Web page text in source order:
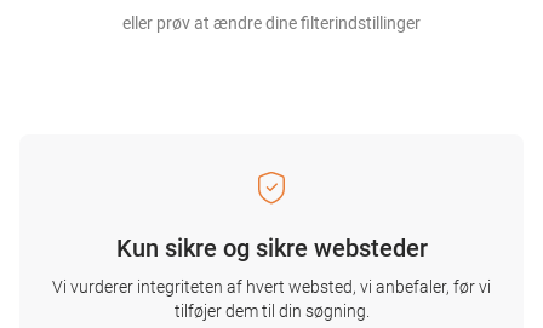
eller prøv at ændre dine filterindstillinger
Kun sikre og sikre websteder
Vi vurderer integriteten af ​​hvert websted, vi anbefaler, før vi
tilføjer dem til din søgning.